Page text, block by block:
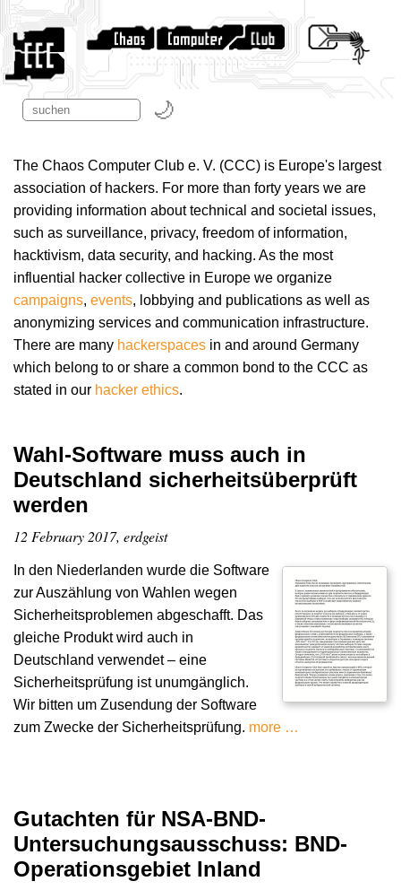
The Chaos Computer Club e. V. (CCC) is Europe's largest
association of hackers. For more than forty years we are
providing information about technical and societal issues,
such as surveillance, privacy, freedom of information,
hacktivism, data security, and hacking. As the most
influential hacker collective in Europe we organize
campaigns, events, lobbying and publications as well as
anonymizing services and communication infrastructure.
There are many hackerspaces in and around Germany
which belong to or share a common bond to the CCC as
stated in our hacker ethics.
Wahl-Software muss auch in
Deutschland sicherheitsüberprüft
werden
12 February 2017, erdgeist
In den Niederlanden wurde die Software
zur Auszählung von Wahlen wegen
Sicherheitsproblemen abgeschafft. Das
gleiche Produkt wird auch in
Deutschland verwendet – eine
Sicherheitsprüfung ist unumgänglich.
Wir bitten um Zusendung der Software
zum Zwecke der Sicherheitsprüfung. more …
Gutachten für NSA-BND-
Untersuchungsausschuss: BND-
Operationsgebiet Inland